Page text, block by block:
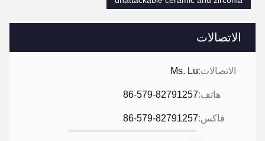
الاتصالات
الاتصالات:Ms. Lu
هاتف:86-579-82791257
فاكس:86-579-82791257